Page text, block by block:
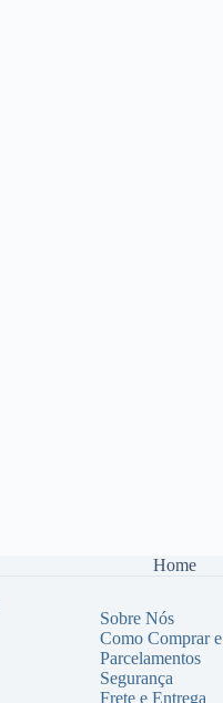
Home
Sobre Nós
Como Comprar e
Parcelamentos
Segurança
Frete e Entrega